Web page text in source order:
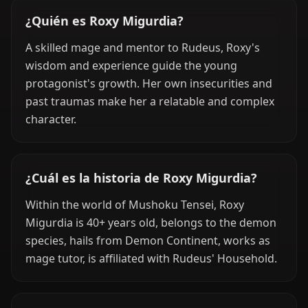
¿Quién es Roxy Migurdia?
A skilled mage and mentor to Rudeus, Roxy's
wisdom and experience guide the young
protagonist's growth. Her own insecurities and
past traumas make her a relatable and complex
character.
¿Cuál es la historia de Roxy Migurdia?
Within the world of Mushoku Tensei, Roxy
Migurdia is 40+ years old, belongs to the demon
species, hails from Demon Continent, works as
mage tutor, is affiliated with Rudeus' Household.